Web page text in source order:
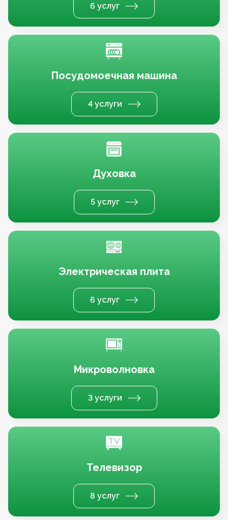
6 услуг
Посудомоечная машина
4 услуги
Духовка
5 услуг
Электрическая плита
6 услуг
Микроволновка
3 услуги
Телевизор
8 услуг